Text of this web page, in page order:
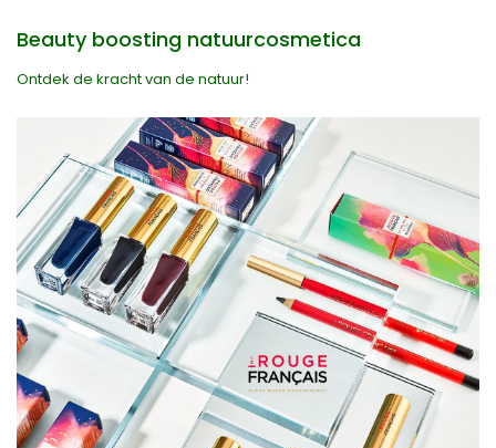
Beauty boosting natuurcosmetica
Ontdek de kracht van de natuur!